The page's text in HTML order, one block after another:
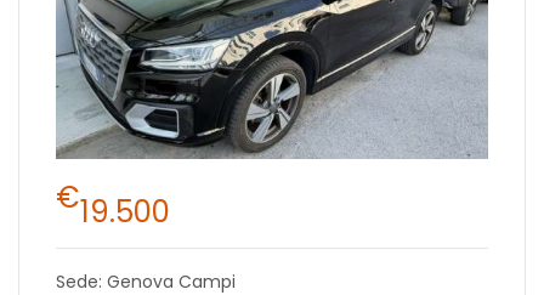
€19.500
Sede: Genova Campi